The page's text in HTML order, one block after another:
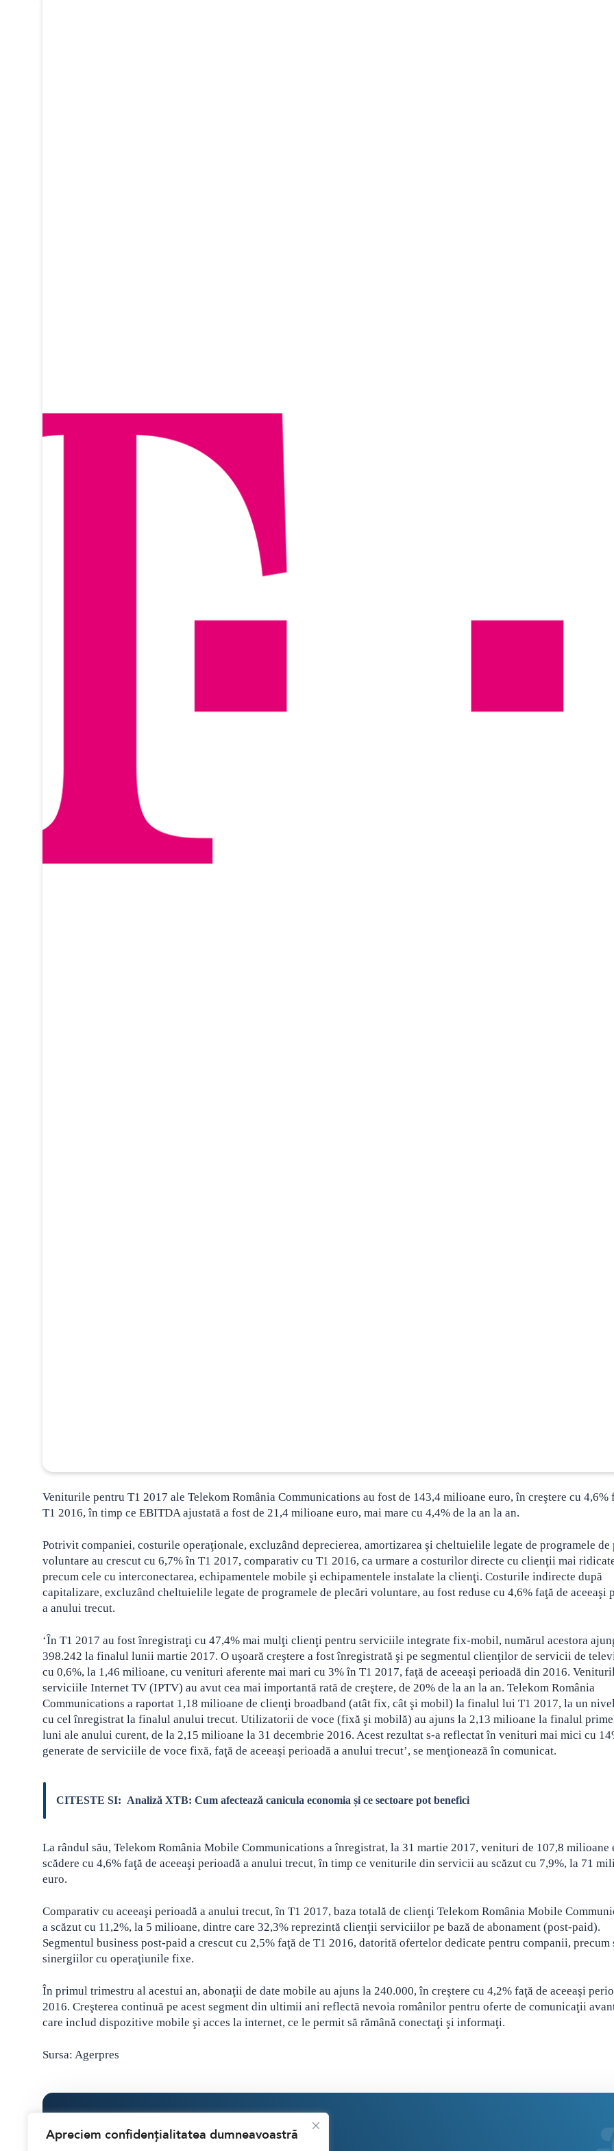
Apreciem confidențialitatea dumneavoastră
Veniturile pentru T1 2017 ale Telekom România Communications au fost de 143,4 milioane euro, în creştere cu 4,6%
T1 2016, în timp ce EBITDA ajustată a fost de 21,4 milioane euro, mai mare cu 4,4% de la an la an.
Potrivit companiei, costurile operaţionale, excluzând deprecierea, amortizarea şi cheltuielile legate de programele de
voluntare au crescut cu 6,7% în T1 2017, comparativ cu T1 2016, ca urmare a costurilor directe cu clienţii mai
precum cele cu interconectarea, echipamentele mobile şi echipamentele instalate la clienţi. Costurile indirecte după
capitalizare, excluzând cheltuielile legate de programele de plecări voluntare, au fost reduse cu 4,6% faţă de aceeaşi
a anului trecut.
‘În T1 2017 au fost înregistraţi cu 47,4% mai mulţi clienţi pentru serviciile integrate fix-mobil, numărul acestora
398.242 la finalul lunii martie 2017. O uşoară creştere a fost înregistrată şi pe segmentul clienţilor de servicii de
cu 0,6%, la 1,46 milioane, cu venituri aferente mai mari cu 3% în T1 2017, faţă de aceeaşi perioadă din 2016.
serviciile Internet TV (IPTV) au avut cea mai importantă rată de creştere, de 20% de la an la an. Telekom România
Communications a raportat 1,18 milioane de clienţi broadband (atât fix, cât şi mobil) la finalul lui T1 2017, la un
cu cel înregistrat la finalul anului trecut. Utilizatorii de voce (fixă şi mobilă) au ajuns la 2,13 milioane la finalul
luni ale anului curent, de la 2,15 milioane la 31 decembrie 2016. Acest rezultat s-a reflectat în venituri mai mici cu
generate de serviciile de voce fixă, faţă de aceeaşi perioadă a anului trecut’, se menţionează în comunicat.
CITESTE SI: Analiză XTB: Cum afectează canicula economia și ce sectoare pot benefici
La rândul său, Telekom România Mobile Communications a înregistrat, la 31 martie 2017, venituri de 107,8 milioane
scădere cu 4,6% faţă de aceeaşi perioadă a anului trecut, în timp ce veniturile din servicii au scăzut cu 7,9%, la 71
euro.
Comparativ cu aceeaşi perioadă a anului trecut, în T1 2017, baza totală de clienţi Telekom România Mobile
a scăzut cu 11,2%, la 5 milioane, dintre care 32,3% reprezintă clienţii serviciilor pe bază de abonament (post-paid).
Segmentul business post-paid a crescut cu 2,5% faţă de T1 2016, datorită ofertelor dedicate pentru companii, precum
sinergiilor cu operaţiunile fixe.
În primul trimestru al acestui an, abonaţii de date mobile au ajuns la 240.000, în creştere cu 4,2% faţă de aceeaşi
2016. Creşterea continuă pe acest segment din ultimii ani reflectă nevoia românilor pentru oferte de comunicaţii
care includ dispozitive mobile şi acces la internet, ce le permit să rămână conectaţi şi informaţi.
Sursa: Agerpres
Ti-a placut acest articol?